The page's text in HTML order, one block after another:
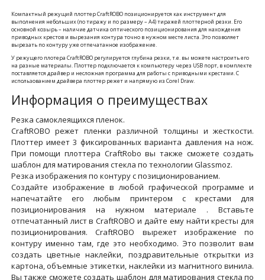
Компактный режущий плоттер CraftROBO позиционируется как инструмент для
выполнения небольших (по тиражу и по размеру – A4) тиражей плоттерной резки. Его
основной козырь – наличие датчика оптического позиционирования для нахождения
приводных крестов и вырезания контура точно в нужном месте листа. Это позволяет
вырезать по контуру уже отпечатанное изображение.
У режущего плотера CraftROBO регулируется глубина резки, т.е. вы можете настроить его
на разные материалы. Плоттер подключается к компьютеру через USB порт, в комплекте
поставляется драйвер и несложная программа для работы с приводными крестами. С
использованием драйвера плоттер режет и напрямую из Corel Draw.
Информация о преимуществах
Резка самоклеящихся пленок.
CraftROBO режет пленки различной толщины и жесткости.
Плоттер имеет 3 фиксированных варианта давления на нож.
При помощи плоттера CraftRobo вы также сможете создать
шаблон для матирования стекла по технологии Glassmoz.
Резка изображения по контуру с позиционированием.
Создайте изображение в любой графической программе и
напечатайте его любым принтером с крестами для
позиционирования на нужном материале . Вставьте
отпечатанный лист в CraftROBO и дайте ему найти кресты для
позиционирования. CraftROBO вырежет изображение по
контуру именно там, где это необходимо. Это позволит вам
создать цветные наклейки, поздравительные открытки из
картона, объемные этикетки, наклейки из магнитного винила.
Вы также сможете создать шаблон для матирования стекла по